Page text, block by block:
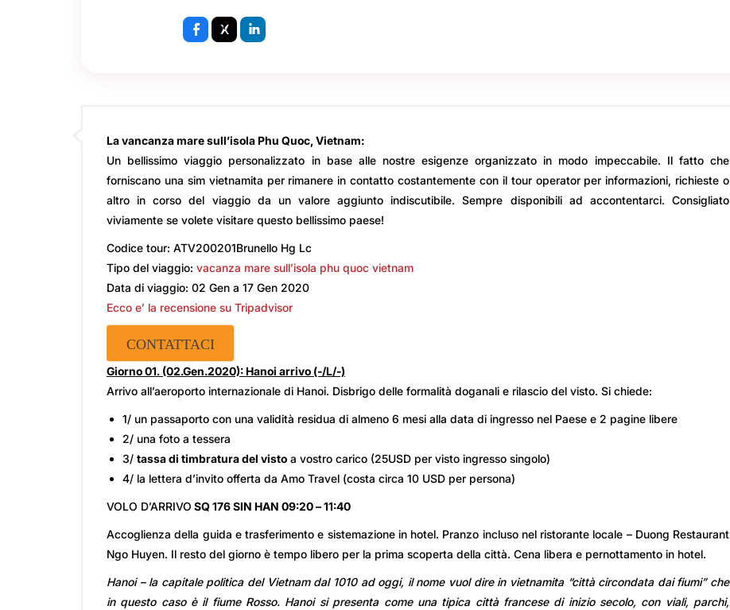
La vancanza mare sull’isola Phu Quoc, Vietnam:
Un bellissimo viaggio personalizzato in base alle nostre esigenze organizzato in modo impeccabile. Il fatto che
forniscano una sim vietnamita per rimanere in contatto costantemente con il tour operator per informazioni, richieste o
altro in corso del viaggio da un valore aggiunto indiscutibile. Sempre disponibili ad accontentarci. Consigliato
viviamente se volete visitare questo bellissimo paese!
Codice tour: ATV200201Brunello Hg Lc
Tipo del viaggio: vacanza mare sull’isola phu quoc vietnam
Data di viaggio: 02 Gen a 17 Gen 2020
Ecco e’ la recensione su Tripadvisor
CONTATTACI
Giorno 01. (02.Gen.2020): Hanoi arrivo (-/L/-)
Arrivo all’aeroporto internazionale di Hanoi. Disbrigo delle formalità doganali e rilascio del visto. Si chiede:
1/ un passaporto con una validità residua di almeno 6 mesi alla data di ingresso nel Paese e 2 pagine libere
2/ una foto a tessera
3/ tassa di timbratura del visto a vostro carico (25USD per visto ingresso singolo)
4/ la lettera d’invito offerta da Amo Travel (costa circa 10 USD per persona)
VOLO D’ARRIVO SQ 176 SIN HAN 09:20 – 11:40
Accoglienza della guida e trasferimento e sistemazione in hotel. Pranzo incluso nel ristorante locale – Duong Restaurant
Ngo Huyen. Il resto del giorno è tempo libero per la prima scoperta della città. Cena libera e pernottamento in hotel.
Hanoi – la capitale politica del Vietnam dal 1010 ad oggi, il nome vuol dire in vietnamita “città circondata dai fiumi” che
in questo caso è il fiume Rosso. Hanoi si presenta come una tipica città francese di inizio secolo, con viali, parchi,